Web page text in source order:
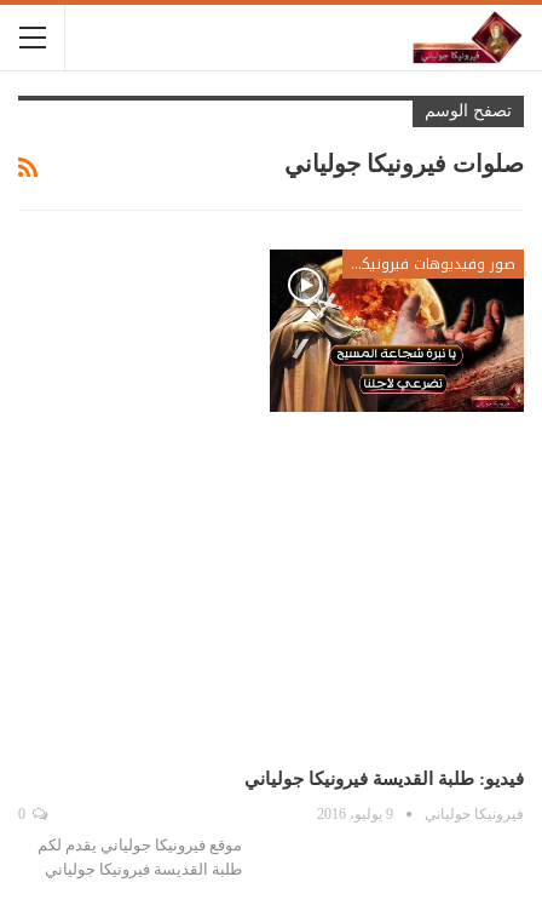
تصفح الوسم
صلوات فيرونيكا جولياني
صور وفيديوهات فيرونيكا جولياني
فيديو: طلبة القديسة فيرونيكا جولياني
فيرونيكا جولياني 9 يوليو، 2016
موقع فيرونيكا جولياني يقدم لكم
طلبة القديسة فيرونيكا جولياني